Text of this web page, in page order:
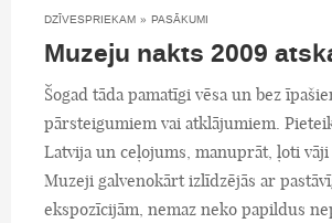
DZĪVESPRIEKAM » PASĀKUMI
Muzeju nakts 2009
Šogad tāda pamatīgi vēsa un bez
pārsteigumiem vai atklājumiem.
Latvija un ceļojums, manuprāt, ļoti
Muzeji galvenokārt izlīdzējās ar
ekspozīcijām, nemaz neko papildus